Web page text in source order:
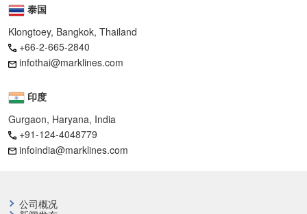
泰国
Klongtoey, Bangkok, Thailand
+66-2-665-2840
infothai@marklines.com
印度
Gurgaon, Haryana, India
+91-124-4048779
infoindia@marklines.com
公司概况